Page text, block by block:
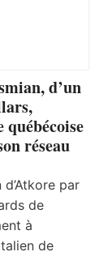
d’un
réseau
par
de
à
de